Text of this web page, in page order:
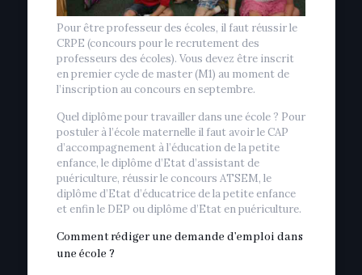
Pour être professeur des écoles, il faut réussir le
CRPE (concours pour le recrutement des
professeurs des écoles). Vous devez être inscrit
en premier cycle de master (M1) au moment de
l’inscription au concours en septembre.
Quel diplôme pour travailler dans une école ? Pour
postuler à l’école maternelle il faut avoir le CAP
d’accompagnement à l’éducation de la petite
enfance, le diplôme d’Etat d’assistant de
puériculture, réussir le concours ATSEM, le
diplôme d’Etat d’éducatrice de la petite enfance
et enfin le DEP ou diplôme d’Etat en puériculture.
Comment rédiger une demande d’emploi dans
une école ?